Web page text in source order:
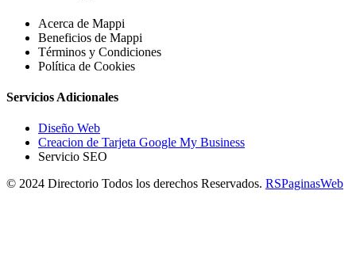
Acerca de Mappi
Beneficios de Mappi
Términos y Condiciones
Política de Cookies
Servicios Adicionales
Diseño Web
Creacion de Tarjeta Google My Business
Servicio SEO
© 2024 Directorio Todos los derechos Reservados. RSPaginasWeb